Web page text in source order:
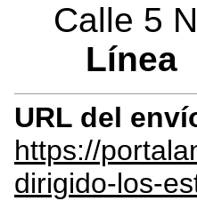
Calle 5
Línea
URL del
https://
dirigido-los-